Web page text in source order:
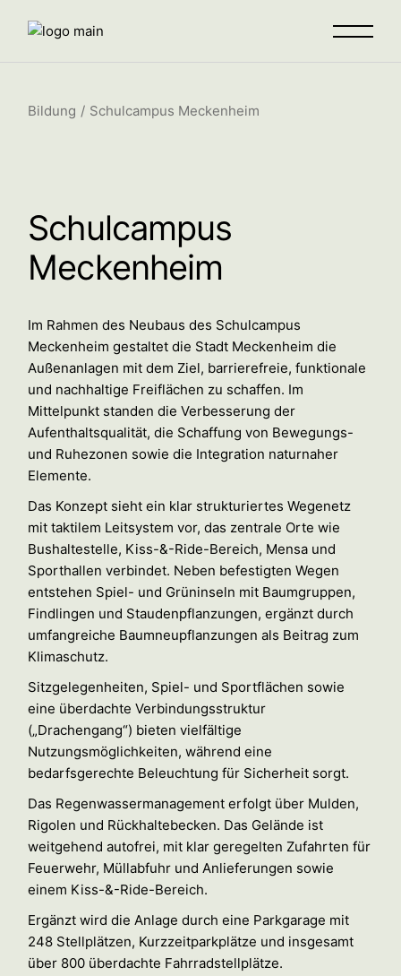
Bildung Schulcampus Meckenheim
Schulcampus
Meckenheim
Im Rahmen des Neubaus des Schulcampus
Meckenheim gestaltet die Stadt Meckenheim die
Außenanlagen mit dem Ziel, barrierefreie, funktionale
und nachhaltige Freiflächen zu schaffen. Im
Mittelpunkt standen die Verbesserung der
Aufenthaltsqualität, die Schaffung von Bewegungs-
und Ruhezonen sowie die Integration naturnaher
Elemente.
Das Konzept sieht ein klar strukturiertes Wegenetz
mit taktilem Leitsystem vor, das zentrale Orte wie
Bushaltestelle, Kiss-&-Ride-Bereich, Mensa und
Sporthallen verbindet. Neben befestigten Wegen
entstehen Spiel- und Grüninseln mit Baumgruppen,
Findlingen und Staudenpflanzungen, ergänzt durch
umfangreiche Baumneupflanzungen als Beitrag zum
Klimaschutz.
Sitzgelegenheiten, Spiel- und Sportflächen sowie
eine überdachte Verbindungsstruktur
(„Drachengang“) bieten vielfältige
Nutzungsmöglichkeiten, während eine
bedarfsgerechte Beleuchtung für Sicherheit sorgt.
Das Regenwassermanagement erfolgt über Mulden,
Rigolen und Rückhaltebecken. Das Gelände ist
weitgehend autofrei, mit klar geregelten Zufahrten für
Feuerwehr, Müllabfuhr und Anlieferungen sowie
einem Kiss-&-Ride-Bereich.
Ergänzt wird die Anlage durch eine Parkgarage mit
248 Stellplätzen, Kurzzeitparkplätze und insgesamt
über 800 überdachte Fahrradstellplätze.